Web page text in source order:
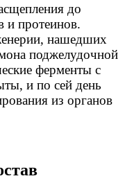
до
и протеинов.
нашедших
поджелудочной
ферменты с
и по сей день
из органов